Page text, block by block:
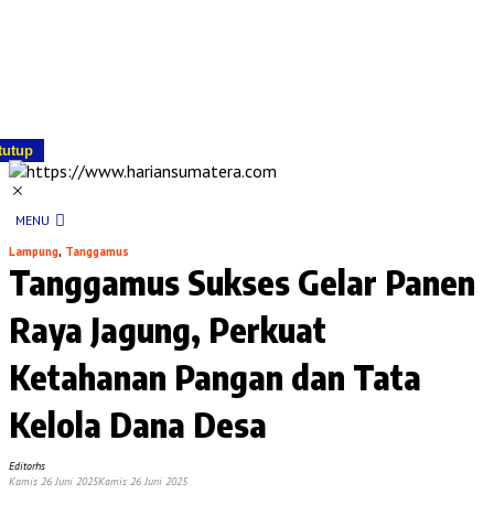
MENU
Lampung, Tanggamus
Tanggamus Sukses Gelar Panen
Raya Jagung, Perkuat
Ketahanan Pangan dan Tata
Kelola Dana Desa
Editorhs
Kamis 26 Juni 2025Kamis 26 Juni 2025